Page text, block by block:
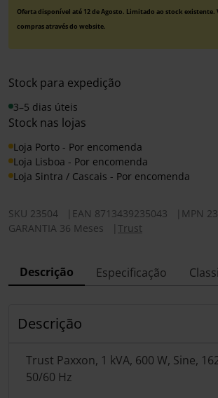
Oferta disponível até 12 de Agosto. Limitado ao stock existente.
compras através do website.
Stock para expedição
3–5 dias úteis
Stock nas lojas
Loja Porto - Por encomenda
Loja Lisboa - Por encomenda
Loja Sintra / Cascais - Por encomenda
SKU 23504 EAN 8713439235043 MPN
GARANTIA 36 Meses
Trust
Descrição Especificação
Descrição
Trust Paxxon, 1 kVA, 600 W, Sine,
50/60 Hz